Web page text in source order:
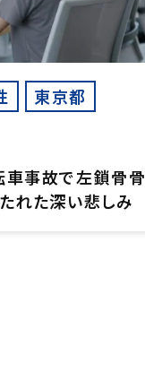
東京都
車事故で左鎖骨骨
れた深い悲しみ